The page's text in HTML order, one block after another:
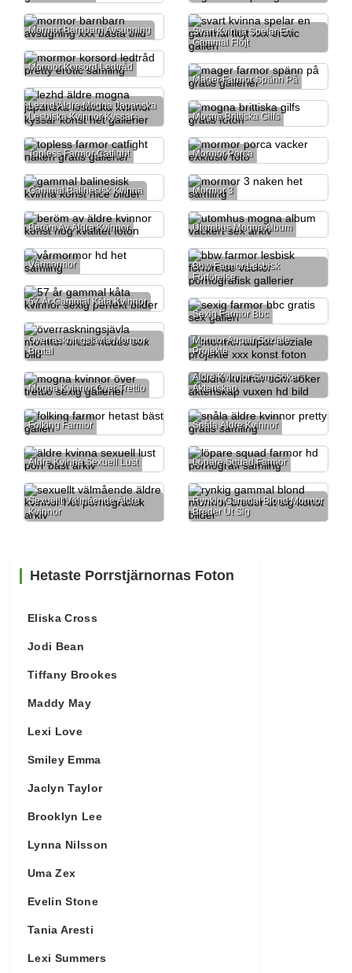
Mormor Barnbarn Avsugning
Svart Kvinna Spelar En
Gammal Flöjt
Mormor Korsord Ledtråd
Mager Farmor Spänn På
Lezhd Äldre Mogna Japanska
Lesbiska Kvinnor Kyssar
Mogna Brittiska Gilfs
Topless Farmor Catfight Mormor Porca
Gammal Balinesisk Kvinna Mormor 3
Beröm Av Äldre Kvinnor Utomhus Mogna Album
Vårmormor
Bbw Farmor Lesbisk
Förförelse
57 År Gammal Kåta Kvinnor
Sexig Farmor Bbc
Överraskningsjävla Mormor
Brutal
Mormor Aupair Soziale
Projekte
Mogna Kvinnor Över Trettio
Äldre Kvinnor Som Söker
Äktenskap
Folking Farmor Snåla Äldre Kvinnor
Äldre Kvinna Sexuell Lust Löpare Squad Farmor
Sexuellt Välmående Äldre
Kvinnor
Rynkig Gammal Blond Mormor
Breder Ut Sig
Hetaste Porrstjärnornas Foton
Eliska Cross
Jodi Bean
Tiffany Brookes
Maddy May
Lexi Love
Smiley Emma
Jaclyn Taylor
Brooklyn Lee
Lynna Nilsson
Uma Zex
Evelin Stone
Tania Aresti
Lexi Summers